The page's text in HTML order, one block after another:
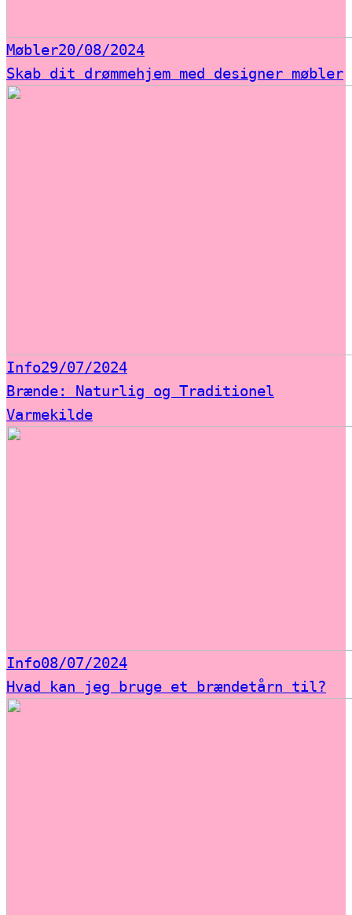
Møbler20/08/2024
Skab dit drømmehjem med designer møbler
Info29/07/2024
Brænde: Naturlig og Traditionel
Varmekilde
Info08/07/2024
Hvad kan jeg bruge et brændetårn til?